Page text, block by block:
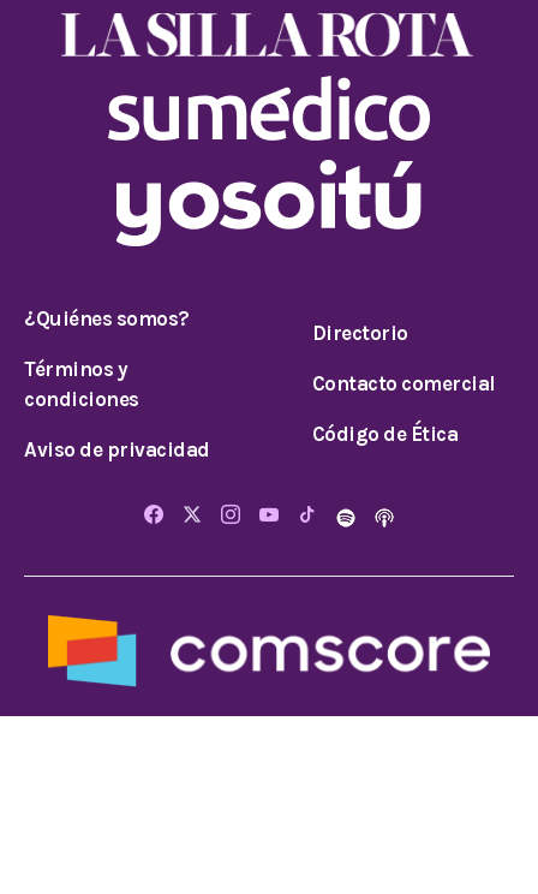
¿Quiénes somos?
Términos y
condiciones
Aviso de privacidad
Directorio
Contacto comercial
Código de Ética